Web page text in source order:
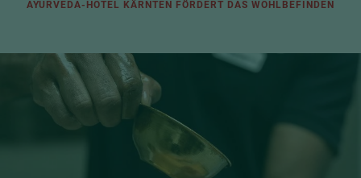
AYURVEDA-HOTEL KÄRNTEN FÖRDERT DAS WOHLBEFINDEN